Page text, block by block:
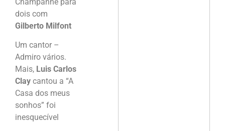
dois com
Gilberto Milfont
Um cantor –
Admiro vários.
Mais, Luis Carlos
Clay cantou a “A
Casa dos meus
sonhos” foi
inesquecível